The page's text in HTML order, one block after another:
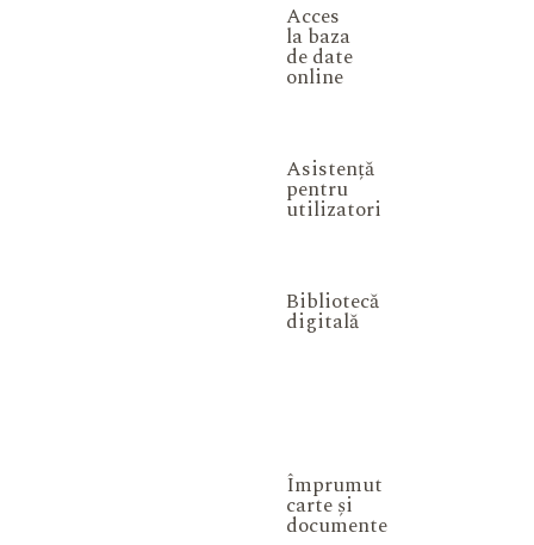
Acces
la baza
de date
online
Asistență
pentru
utilizatori
Bibliotecă
digitală
Împrumut
carte și
documente